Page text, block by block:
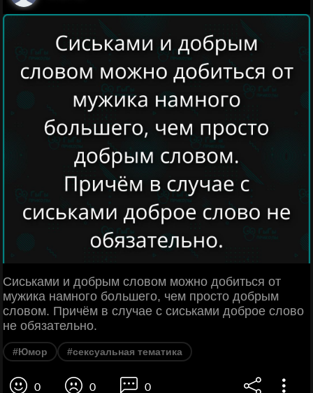
Сиськами и добрым словом можно добиться от
мужика намного большего, чем просто добрым
словом. Причём в случае с сиськами доброе слово
не обязательно.
#Юмор #сексуальная тематика
0 0 0